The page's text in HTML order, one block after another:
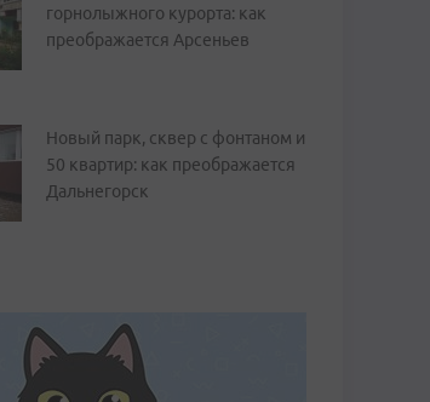
горнолыжного курорта: как
преображается Арсеньев
Новый парк, сквер с фонтаном и
50 квартир: как преображается
Дальнегорск